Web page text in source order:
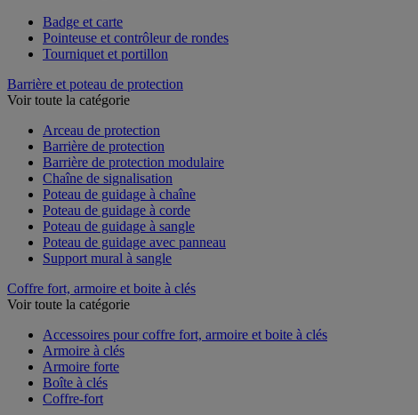
Badge et carte
Pointeuse et contrôleur de rondes
Tourniquet et portillon
Barrière et poteau de protection
Voir toute la catégorie
Arceau de protection
Barrière de protection
Barrière de protection modulaire
Chaîne de signalisation
Poteau de guidage à chaîne
Poteau de guidage à corde
Poteau de guidage à sangle
Poteau de guidage avec panneau
Support mural à sangle
Coffre fort, armoire et boite à clés
Voir toute la catégorie
Accessoires pour coffre fort, armoire et boite à clés
Armoire à clés
Armoire forte
Boîte à clés
Coffre-fort